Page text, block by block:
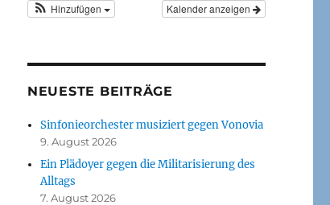
Kalender anzeigen
Hinzufügen
NEUESTE BEITRÄGE
Sinfonieorchester musiziert gegen Vonovia
9. August 2026
Ein Plädoyer gegen die Militarisierung des
Alltags
7. August 2026